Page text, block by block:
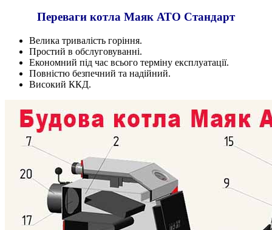
Переваги котла Маяк АТО Стандарт
Велика тривалість горіння.
Простий в обслуговуванні.
Економний під час всього терміну експлуатації.
Повністю безпечний та надійний.
Високий ККД.